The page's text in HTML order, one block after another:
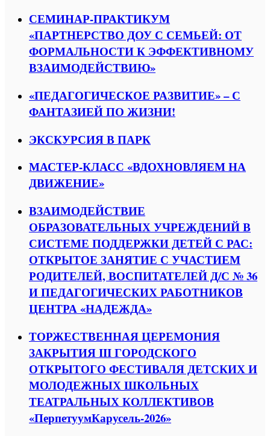
СЕМИНАР-ПРАКТИКУМ
«ПАРТНЕРСТВО ДОУ С СЕМЬЕЙ: ОТ
ФОРМАЛЬНОСТИ К ЭФФЕКТИВНОМУ
ВЗАИМОДЕЙСТВИЮ»
«ПЕДАГОГИЧЕСКОЕ РАЗВИТИЕ» – С
ФАНТАЗИЕЙ ПО ЖИЗНИ!
ЭКСКУРСИЯ В ПАРК
МАСТЕР-КЛАСС «ВДОХНОВЛЯЕМ НА
ДВИЖЕНИЕ»
ВЗАИМОДЕЙСТВИЕ
ОБРАЗОВАТЕЛЬНЫХ УЧРЕЖДЕНИЙ В
СИСТЕМЕ ПОДДЕРЖКИ ДЕТЕЙ С РАС:
ОТКРЫТОЕ ЗАНЯТИЕ С УЧАСТИЕМ
РОДИТЕЛЕЙ, ВОСПИТАТЕЛЕЙ Д/С № 36
И ПЕДАГОГИЧЕСКИХ РАБОТНИКОВ
ЦЕНТРА «НАДЕЖДА»
ТОРЖЕСТВЕННАЯ ЦЕРЕМОНИЯ
ЗАКРЫТИЯ III ГОРОДСКОГО
ОТКРЫТОГО ФЕСТИВАЛЯ ДЕТСКИХ И
МОЛОДЕЖНЫХ ШКОЛЬНЫХ
ТЕАТРАЛЬНЫХ КОЛЛЕКТИВОВ
«ПерпетуумКарусель-2026»